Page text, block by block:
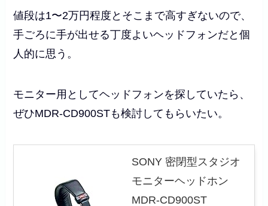
値段は1〜2万円程度とそこまで高すぎないので、
手ごろに手が出せる丁度よいヘッドフォンだと個
人的に思う。
モニター用としてヘッドフォンを探していたら、
ぜひMDR-CD900STも検討してもらいたい。
SONY 密閉型スタジオ
モニターヘッドホン
MDR-CD900ST